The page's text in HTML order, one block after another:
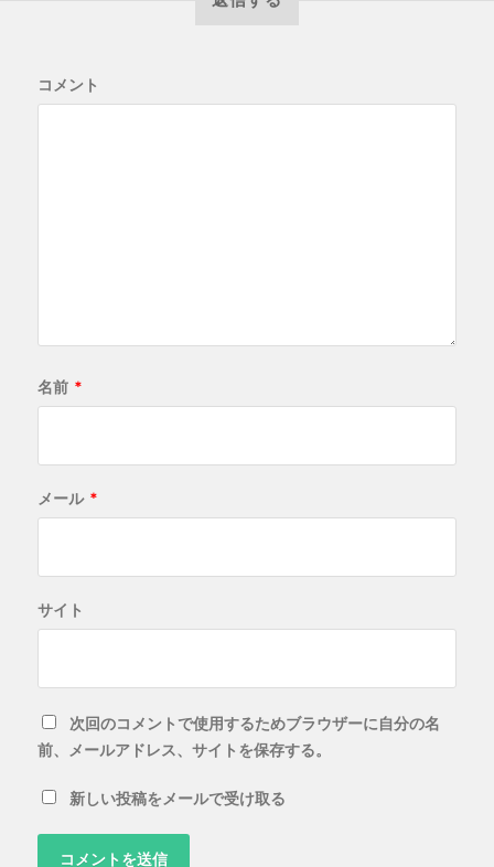
コメント
名前 *
メール *
サイト
次回のコメントで使用するためブラウザーに自分の名
前、メールアドレス、サイトを保存する。
新しい投稿をメールで受け取る